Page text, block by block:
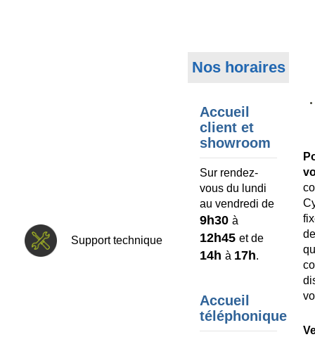
Support technique
Nos horaires
Accueil
client et
showroom
Sur rendez-
vous du lundi
au vendredi de
9h30 à
12h45 et de
14h à 17h.
Accueil
téléphonique